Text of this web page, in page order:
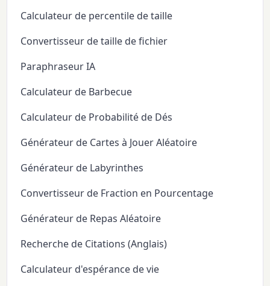
Calculateur de percentile de taille
Convertisseur de taille de fichier
Paraphraseur IA
Calculateur de Barbecue
Calculateur de Probabilité de Dés
Générateur de Cartes à Jouer Aléatoire
Générateur de Labyrinthes
Convertisseur de Fraction en Pourcentage
Générateur de Repas Aléatoire
Recherche de Citations (Anglais)
Calculateur d'espérance de vie